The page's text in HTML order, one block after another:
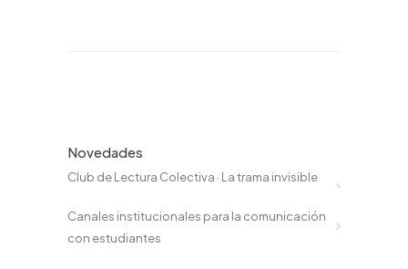
Novedades
Club de Lectura Colectiva · La trama invisible
Canales institucionales para la comunicación
con estudiantes